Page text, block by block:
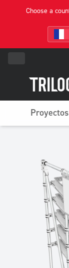
Choose a
Proyectos